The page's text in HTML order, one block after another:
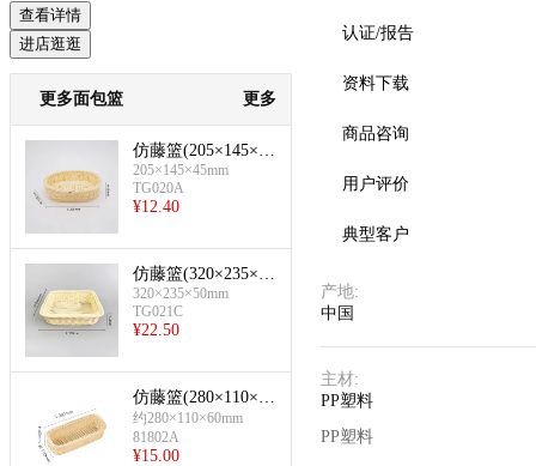
查看详情
进店逛逛
更多面包篮 更多
仿藤篮(205×145×45
mm-椭圆形)
205×145×45mm
TG020A
¥12.40
仿藤篮(320×235×50
mm-长方形)
320×235×50mm
TG021C
¥22.50
仿藤篮(280×110×60
mm-长方形)
约280×110×60mm
81802A
¥15.00
认证/报告
资料下载
商品咨询
用户评价
典型客户
产地:
中国
主材:
PP塑料
PP塑料